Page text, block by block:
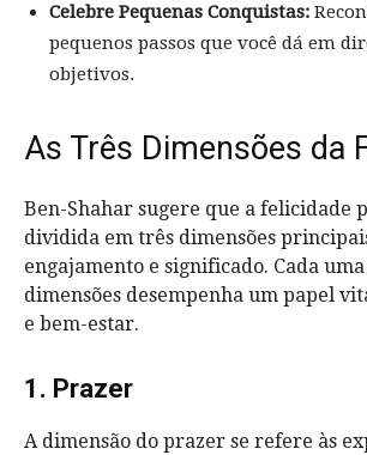
Celebre Pequenas Conquistas:
pequenos passos que você dá em
objetivos.
As Três Dimensões da
Ben-Shahar sugere que a felicidade
dividida em três dimensões
engajamento e significado. Cada uma
dimensões desempenha um papel
e bem-estar.
1. Prazer
A dimensão do prazer se refere às